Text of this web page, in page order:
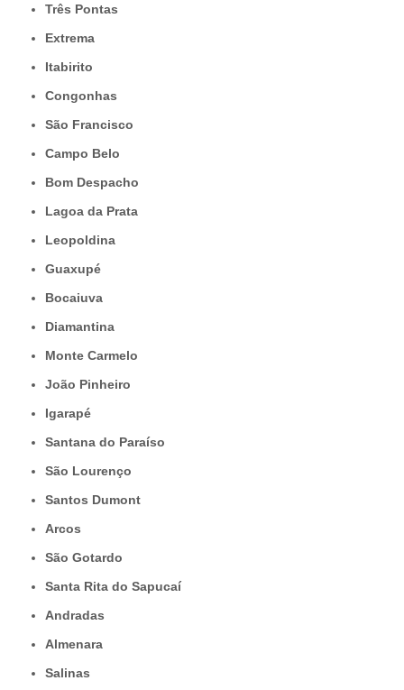
Três Pontas
Extrema
Itabirito
Congonhas
São Francisco
Campo Belo
Bom Despacho
Lagoa da Prata
Leopoldina
Guaxupé
Bocaiuva
Diamantina
Monte Carmelo
João Pinheiro
Igarapé
Santana do Paraíso
São Lourenço
Santos Dumont
Arcos
São Gotardo
Santa Rita do Sapucaí
Andradas
Almenara
Salinas